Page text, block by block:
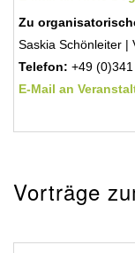
Zu
Saskia Schönleiter |
Telefon: +49
E-Mail an
Vorträge